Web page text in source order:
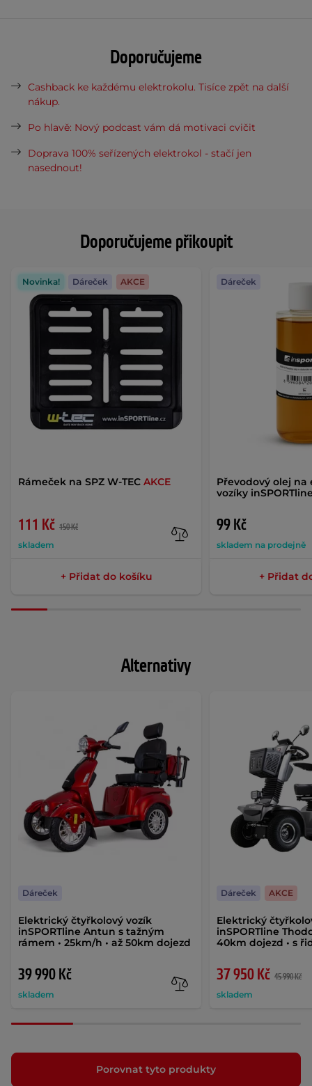
Doporučujeme přikoupit
Rámeček na SPZ W-TEC AKCE
111 Kč 150 Kč
skladem
Novinka! Dáreček AKCE
+ Přidat do košíku
Převodový olej
vozíky
99 Kč
skladem na prodejně
Dáreček
+ Přidat
Doporučujeme
Cashback ke každému elektrokolu. Tisíce zpět na další
nákup.
Po hlavě: Nový podcast vám dá motivaci cvičit
Doprava 100% seřízených elektrokol - stačí jen
nasednout!
Alternativy
Elektrický čtyřkolový vozík
inSPORTline Antun s tažným
rámem • 25km/h • až 50km dojezd
39 990 Kč
skladem
Dáreček
Elektrický
inSPORTline
40km dojezd • s
37 950 Kč 45 990 Kč
skladem
Dáreček AKCE
Porovnat tyto produkty